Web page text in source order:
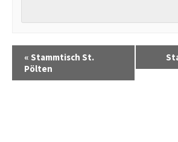
Veranstaltung
Navigation
« Stammtisch St.
Pölten